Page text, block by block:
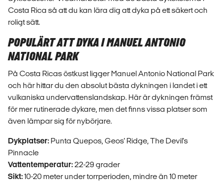
Costa Rica så att du kan lära dig att dyka på ett säkert och
roligt sätt.
POPULÄRT ATT DYKA I MANUEL ANTONIO
NATIONAL PARK
På Costa Ricas östkust ligger Manuel Antonio National Park
och här hittar du den absolut bästa dykningen i landet i ett
vulkaniska undervattenslandskap. Här är dykningen främst
för mer rutinerade dykare, men det finns vissa platser som
även lämpar sig för nybörjare.
Dykplatser: Punta Quepos, Geos' Ridge, The Devil's
Pinnacle
Vattentemperatur: 22-29 grader
Sikt:10-20 meter under torrperioden, mindre än 10 meter